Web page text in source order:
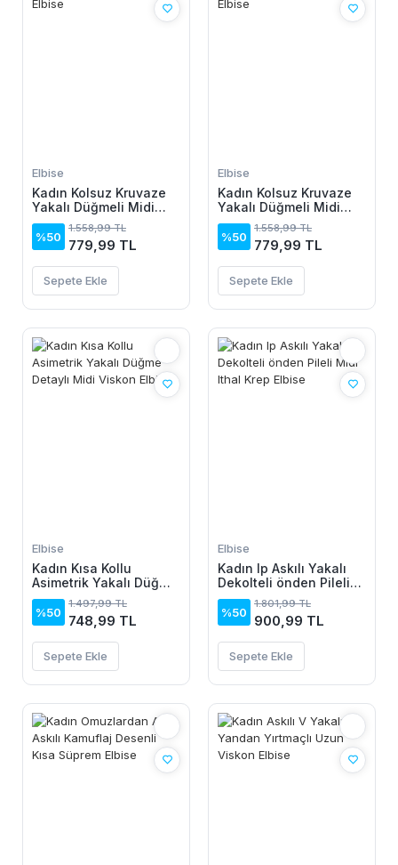
Elbise
Kadın Kolsuz Kruvaze
Yakalı Düğmeli Midi
Keten Elbise
%50
1.558,99 TL
779,99 TL
Sepete Ekle
Elbise
Kadın Kolsuz Kruvaze
Yakalı Düğmeli Midi
Keten Elbise
%50
1.558,99 TL
779,99 TL
Sepete Ekle
Elbise
Kadın Kısa Kollu
Asimetrik Yakalı Düğme
Detaylı Midi Viskon
Elbise
%50
1.497,99 TL
748,99 TL
Sepete Ekle
Elbise
Kadın Ip Askılı Yakalı
Dekolteli önden Pileli
Midi Ithal Krep Elbise
%50
1.801,99 TL
900,99 TL
Sepete Ekle